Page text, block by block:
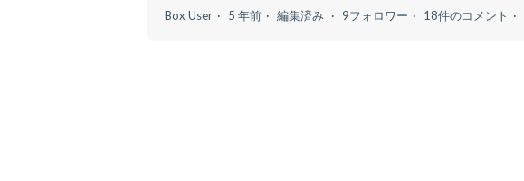
Box User 5 年前 編集済み 9フォロワー 18件のコメント